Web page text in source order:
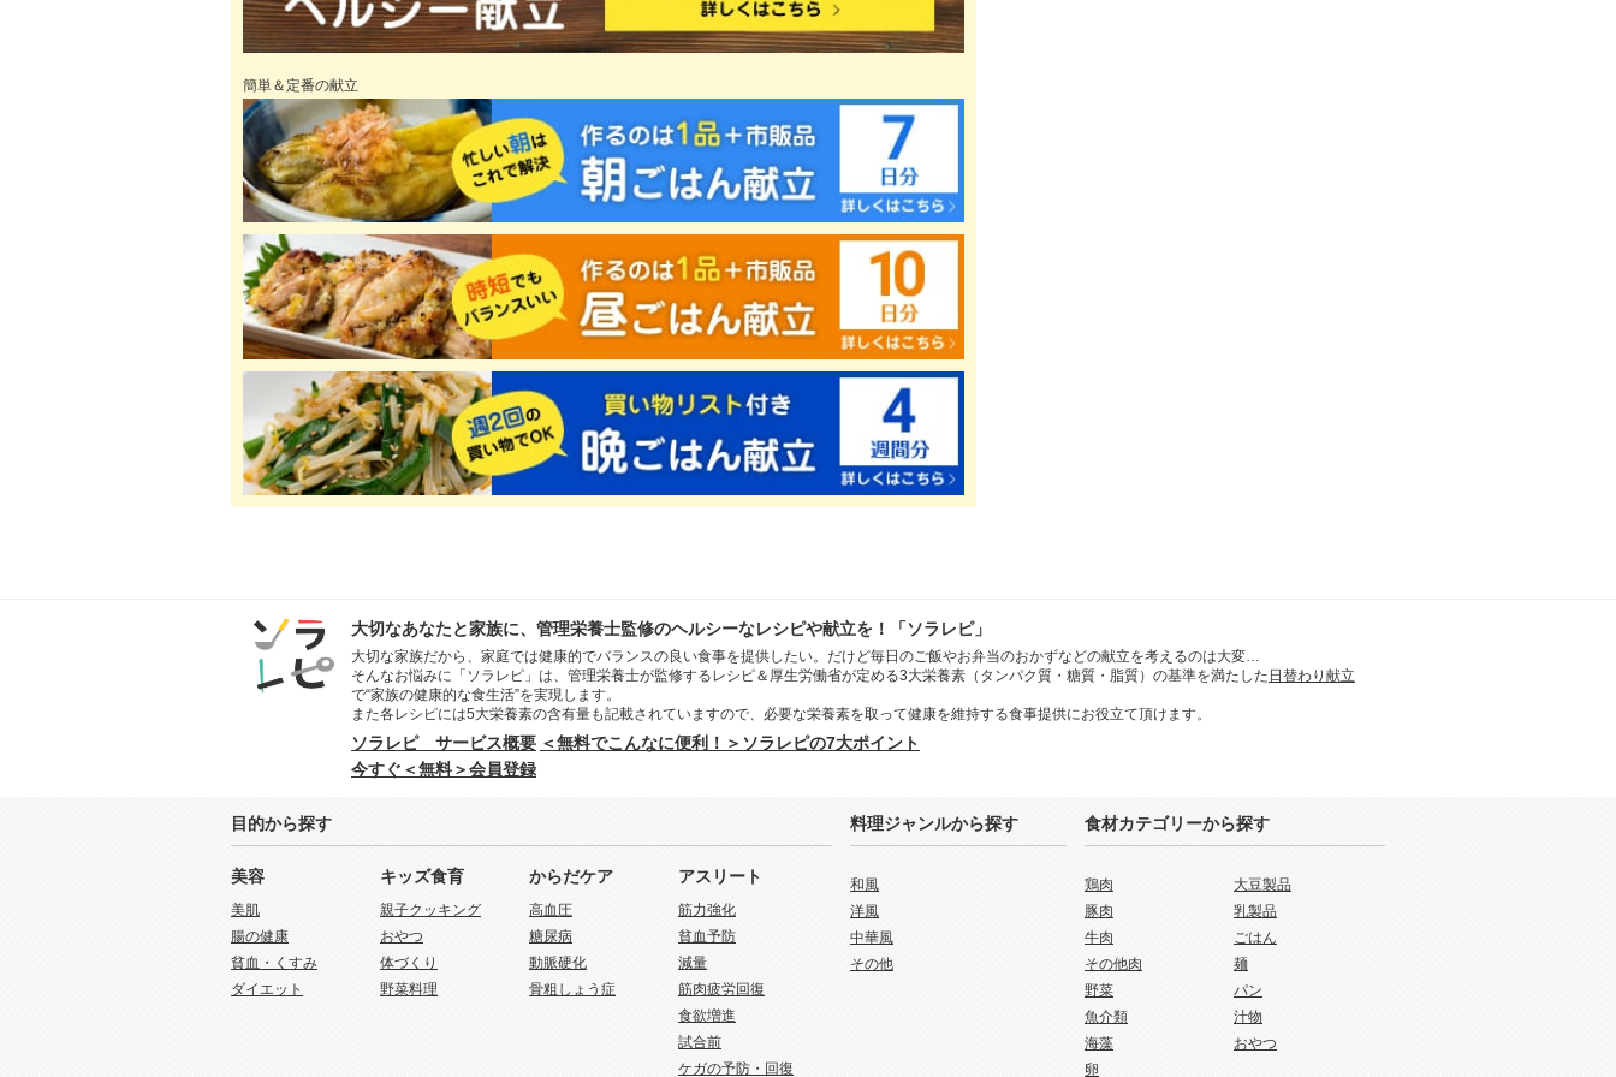
簡単＆定番の献立
大切なあなたと家族に、管理栄養士監修のヘルシーなレシピや献立を！「ソラレピ」
大切な家族だから、家庭では健康的でバランスの良い食事を提供したい。だけど毎日のご飯やお弁当のおかずなどの献立を考えるのは大変…
そんなお悩みに「ソラレピ」は、管理栄養士が監修するレシピ＆厚生労働省が定める3大栄養素（タンパク質・糖質・脂質）の基準を満たした 日替わり献立
で“家族の健康的な食生活”を実現します。
また各レシピには5大栄養素の含有量も記載されていますので、必要な栄養素を取って健康を維持する食事提供にお役立て頂けます。
ソラレピ サービス概要 ＜無料でこんなに便利！＞ソラレピの7大ポイント
今すぐ＜無料＞会員登録
目的から探す
美容
美肌
腸の健康
貧血・くすみ
ダイエット
キッズ食育
親子クッキング
おやつ
体づくり
野菜料理
からだケア
高血圧
糖尿病
動脈硬化
骨粗しょう症
アスリート
筋力強化
貧血予防
減量
筋肉疲労回復
食欲増進
試合前
ケガの予防・回復
料理ジャンルから探す
和風
洋風
中華風
その他
食材カテゴリーから探す
鶏肉
豚肉
牛肉
その他肉
野菜
魚介類
海藻
卵
大豆製品
乳製品
ごはん
麺
パン
汁物
おやつ